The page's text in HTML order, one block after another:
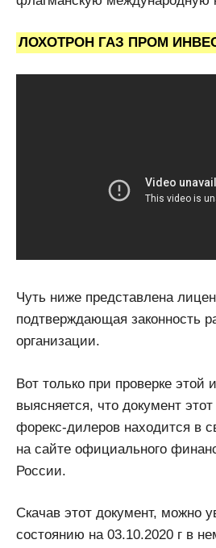
ЛОХОТРОН ГАЗ ПРОМ
Чуть ниже представлена
подтверждающая законность
организации.
Вот только при проверке этой
выясняется, что документ
форекс-дилеров находится в
на сайте официального
России.
Скачав этот документ, можно
состоянию на 03.10.2020 г в